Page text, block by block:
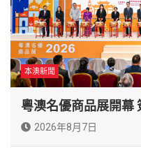
本澳新聞
粵澳名優商品展開幕
2026年8月7日